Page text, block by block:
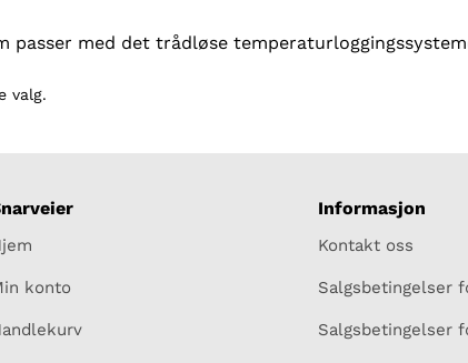
passer med det trådløse
valg.
konto
Informasjon
Kontakt oss
Salgsbetingelser
Salgsbetingelser